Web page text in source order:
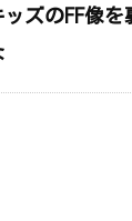
ズのFF像